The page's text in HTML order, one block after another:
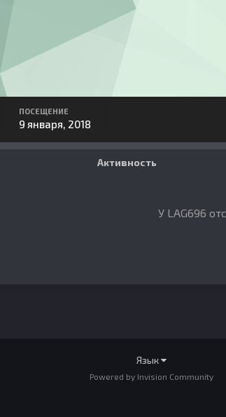
ПОСЕЩЕНИЕ
9 января, 2018
Активность
У LAG696
Язык
Powered by Invision Community